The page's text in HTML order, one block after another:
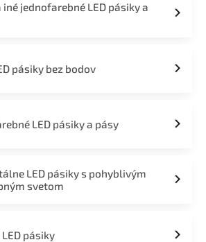
iné jednofarebné LED pásiky a
pásiky bez bodov
LED pásiky a pásy
LED pásiky s pohyblivým
svetom
LED pásiky